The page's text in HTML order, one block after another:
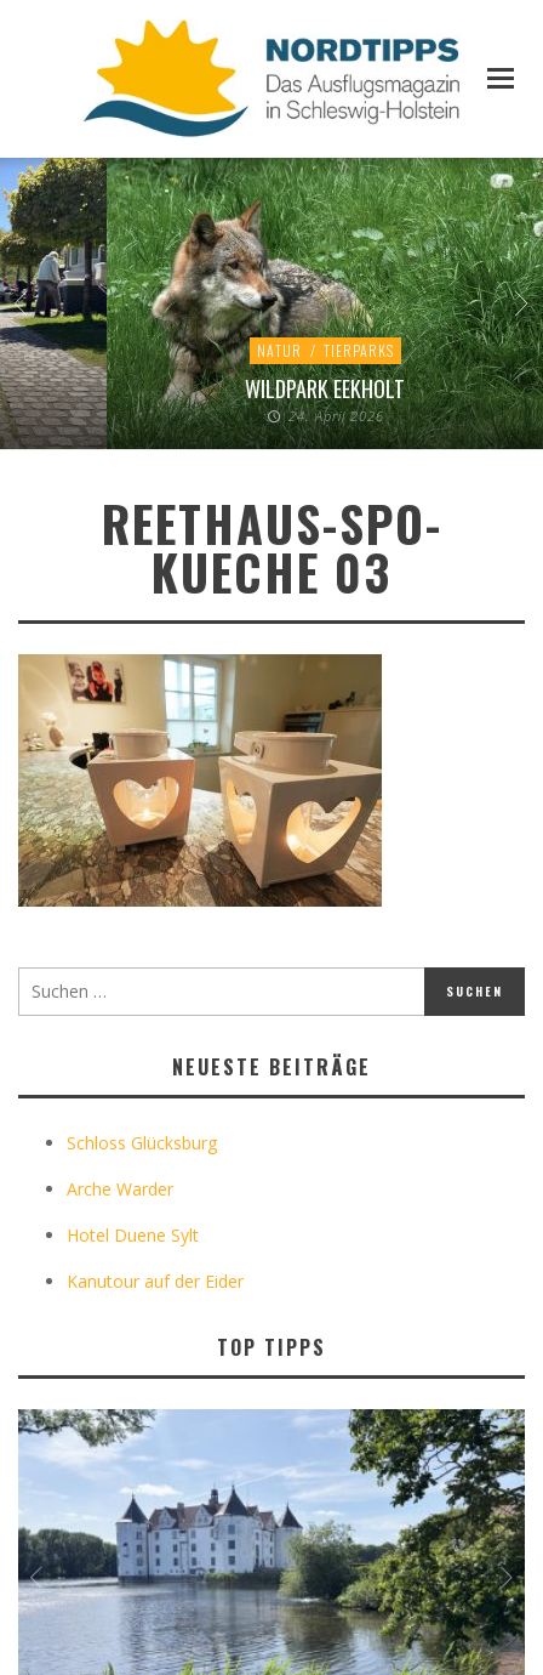
NATUR / TIERPARKS
WILDPARK EEKHOLT
24. April 2026
REETHAUS-SPO-
KUECHE 03
NEUESTE BEITRÄGE
Schloss Glücksburg
Arche Warder
Hotel Duene Sylt
Kanutour auf der Eider
TOP TIPPS